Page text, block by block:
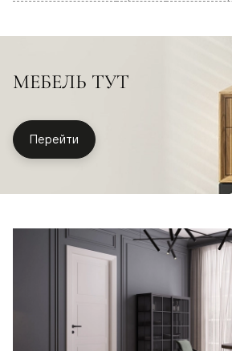
МЕБЕЛЬ ТУТ
Перейти